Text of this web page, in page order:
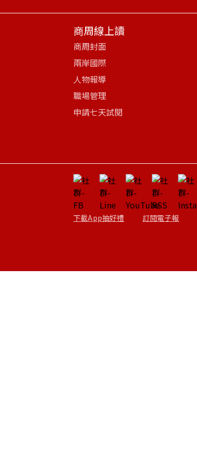
商周線上讀
商周封面
兩岸國際
人物報導
職場管理
申請七天試閱
下載App抽好禮 訂閱電子報